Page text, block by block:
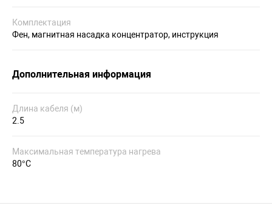
Комплектация
Фен, магнитная насадка концентратор, инструкция
Дополнительная информация
Длина кабеля (м)
2.5
Максимальная температура нагрева
80°С